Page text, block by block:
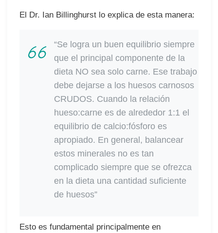
El Dr. Ian Billinghurst lo explica de esta manera:
“Se logra un buen equilibrio siempre
que el principal componente de la
dieta NO sea solo carne. Ese trabajo
debe dejarse a los huesos carnosos
CRUDOS. Cuando la relación
hueso:carne es de alrededor 1:1 el
equilibrio de calcio:fósforo es
apropiado. En general, balancear
estos minerales no es tan
complicado siempre que se ofrezca
en la dieta una cantidad suficiente
de huesos” ⠀
Esto es fundamental principalmente en